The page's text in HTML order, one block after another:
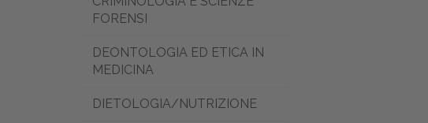
FORENSI
DEONTOLOGIA ED ETICA IN
MEDICINA
DIETOLOGIA/NUTRIZIONE